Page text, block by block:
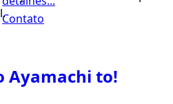
Contato
Ayamachi to!